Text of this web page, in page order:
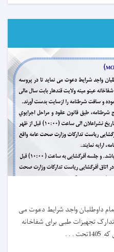
داوطلبان واجد شرایط دعوت می
تدارک تجهیزات طبی برای شفاخانه
. . .